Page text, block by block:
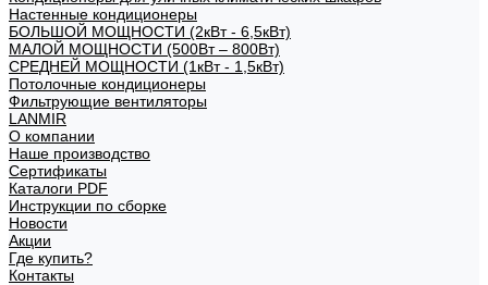
Настенные кондиционеры
БОЛЬШОЙ МОЩНОСТИ (2кВт - 6,5кВт)
МАЛОЙ МОЩНОСТИ (500Вт – 800Вт)
СРЕДНЕЙ МОЩНОСТИ (1кВт - 1,5кВт)
Потолочные кондиционеры
Фильтрующие вентиляторы
LANMIR
О компании
Наше производство
Сертификаты
Каталоги PDF
Инструкции по сборке
Новости
Акции
Где купить?
Контакты